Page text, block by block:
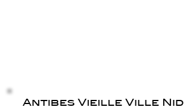
Antibes Vieille Ville Nid